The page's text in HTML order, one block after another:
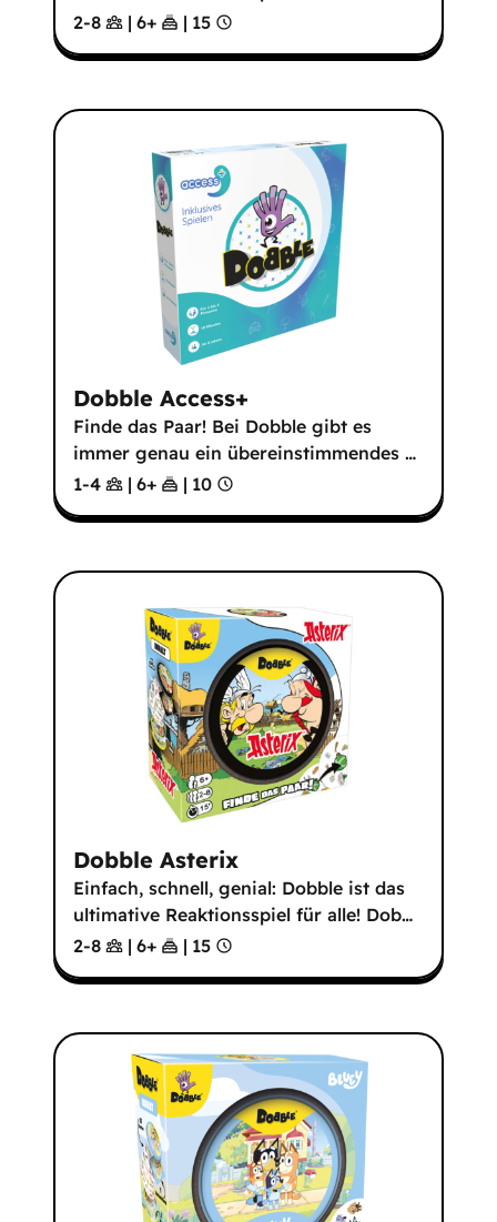
2-8
| 6+ | 15
Dobble Access+
Finde das Paar! Bei Dobble gibt es
immer genau ein übereinstimmendes …
1-4
| 6+ | 10
Dobble Asterix
Einfach, schnell, genial: Dobble ist das
ultimative Reaktionsspiel für alle! Dob…
2-8
| 6+ | 15